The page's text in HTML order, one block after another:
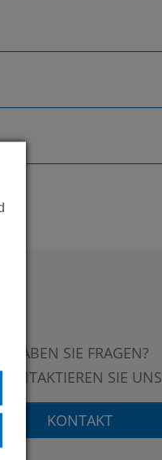
HABEN SIE FRAGEN?
SIE UNS
KONTAKT